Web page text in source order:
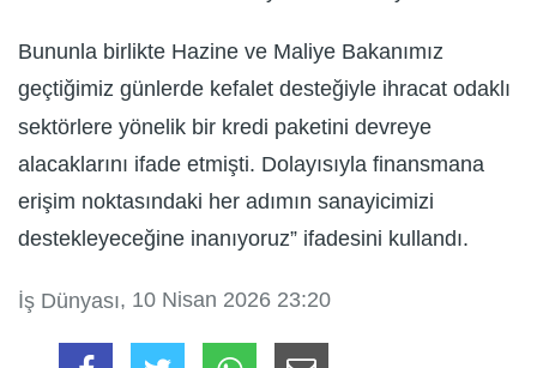
Bununla birlikte Hazine ve Maliye Bakanımız
geçtiğimiz günlerde kefalet desteğiyle ihracat odaklı
sektörlere yönelik bir kredi paketini devreye
alacaklarını ifade etmişti. Dolayısıyla finansmana
erişim noktasındaki her adımın sanayicimizi
destekleyeceğine inanıyoruz” ifadesini kullandı.
İş Dünyası, 10 Nisan 2026 23:20